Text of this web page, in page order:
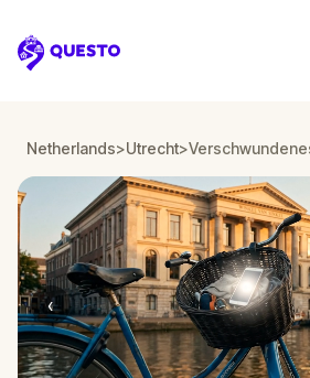
Questo
Netherlands>Utrecht>
‹